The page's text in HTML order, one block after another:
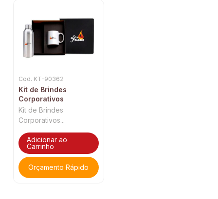
Cod. KT-90362
Kit de Brindes
Corporativos
Kit de Brindes
Corporativos...
Adicionar ao
Carrinho
Orçamento Rápido